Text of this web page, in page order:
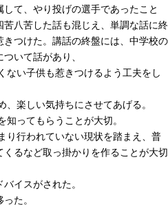
て、やり投げの選手であったこと
八苦した話も混じえ、単調な話に終
つけた。講話の終盤には、中学校の
いて話があり、
い子供も惹きつけるよう工夫をし
楽しい気持ちにさせてあげる。
ってもらうことが大切。
行われていない現状を踏まえ、普
るなど取っ掛かりを作ることが大切
イスがされた。
た。